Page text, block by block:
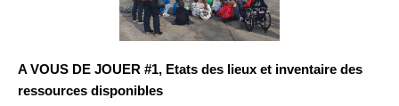
A VOUS DE JOUER #1, Etats des lieux et inventaire des
ressources disponibles